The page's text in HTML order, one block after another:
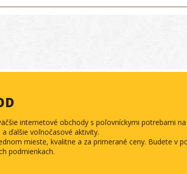
internetové obchody s poľovníckymi potrebami
ďalšie voľnočasové aktivity.
mieste, kvalitne a za primerané ceny. Budete v
podmienkach.